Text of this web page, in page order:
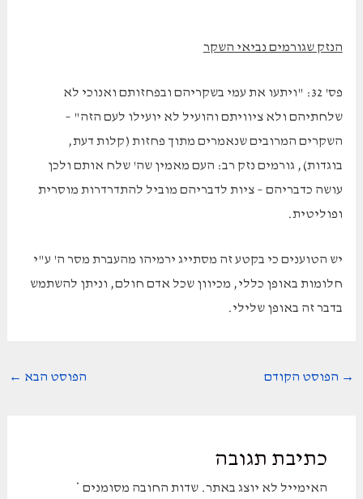
הנזק שגורמים נביאי השקר
פס' 32: "ויתעו את עמי בשקריהם ובפחזותם ואנוכי לא
שלחתיהם ולא ציוויתם והועיל לא יועילו לעם הזה" –
השקרים המרובים שנאמרים מתוך פחזות (קלות דעת,
בוגדות), גורמים נזק רב: העם מאמין שה' שלח אותם ולכן
עושה כדבריהם – ציות לדבריהם מוביל להתדרדרות מוסרית
ופוליטית.
יש הטוענים כי בקטע זה מסתייג ירמיהו מהעברת מסר ה' ע"י
חלומות באופן כללי, מכיוון שכל אדם חולם, וניתן להשתמש
בדבר זה באופן שלילי.
Post
→ הפוסט הקודם הפוסט הבא ←
כתיבת תגובה
האימייל לא יוצג באתר. שדות החובה מסומנים *